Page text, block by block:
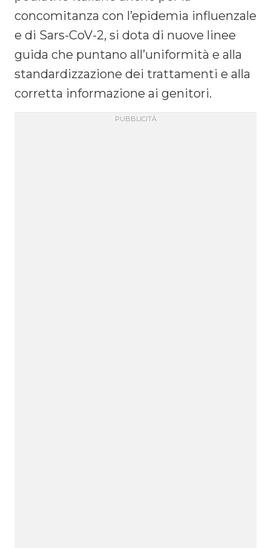
concomitanza con l’epidemia influenzale
e di Sars-CoV-2, si dota di nuove linee
guida che puntano all’uniformità e alla
standardizzazione dei trattamenti e alla
corretta informazione ai genitori.